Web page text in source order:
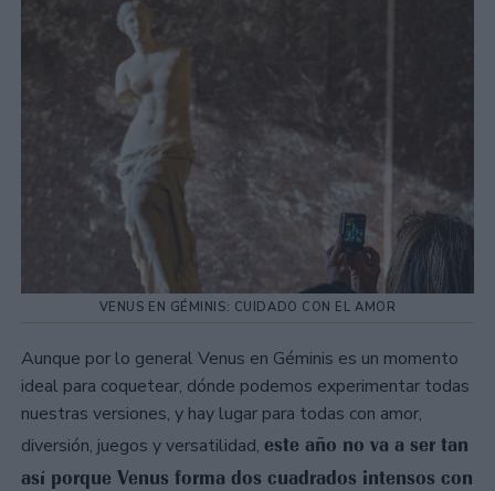
VENUS EN GÉMINIS: CUIDADO CON EL AMOR
Aunque por lo general Venus en Géminis es un momento
ideal para coquetear, dónde podemos experimentar todas
nuestras versiones, y hay lugar para todas con amor,
diversión, juegos y versatilidad, este año no va a ser tan
así porque Venus forma dos cuadrados intensos con